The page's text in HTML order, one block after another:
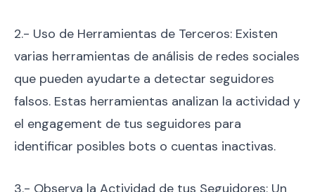
2.- Uso de Herramientas de Terceros: Existen
varias herramientas de análisis de redes sociales
que pueden ayudarte a detectar seguidores
falsos. Estas herramientas analizan la actividad y
el engagement de tus seguidores para
identificar posibles bots o cuentas inactivas.